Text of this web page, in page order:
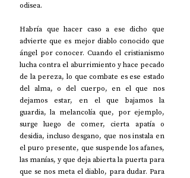
odisea.
Habría que hacer caso a ese dicho que
advierte que es mejor diablo conocido que
ángel por conocer. Cuando el cristianismo
lucha contra el aburrimiento y hace pecado
de la pereza, lo que combate es ese estado
del alma, o del cuerpo, en el que nos
dejamos estar, en el que bajamos la
guardia, la melancolía que, por ejemplo,
surge luego de comer, cierta apatía o
desidia, incluso desgano, que nos instala en
el puro presente, que suspende los afanes,
las manías, y que deja abierta la puerta para
que se nos meta el diablo, para dudar. Para